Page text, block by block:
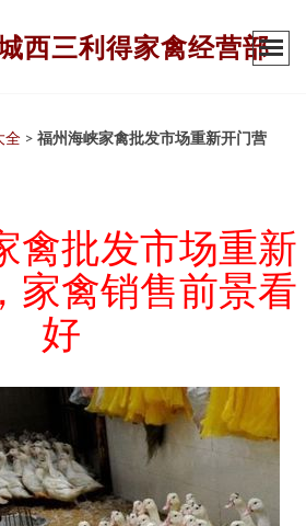
西三利得家禽经营部
全 > 福州海峡家禽批发市场重新开门营
禽批发市场重新
家禽销售前景看
好